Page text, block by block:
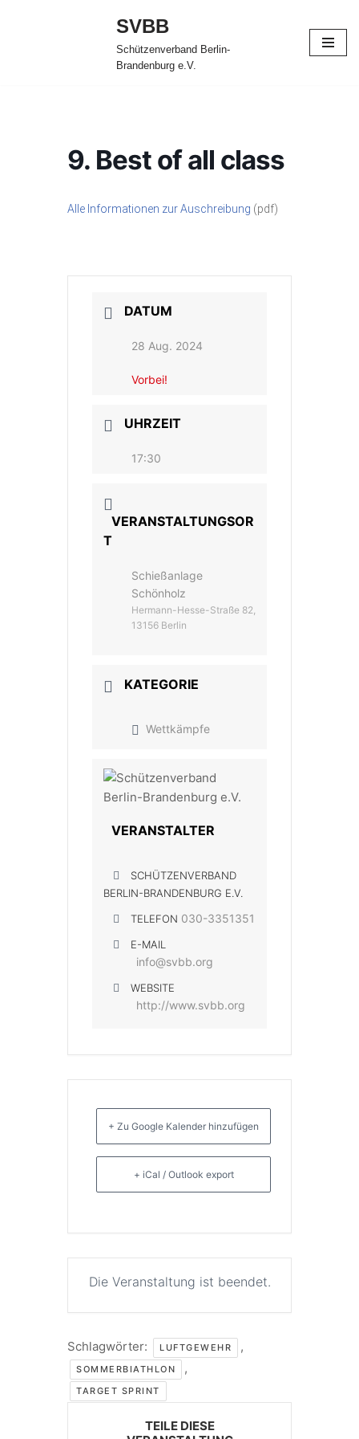
SVBB
Schützenverband Berlin-
Brandenburg e.V.
9. Best of all class
Alle Informationen zur Auschreibung (pdf)
DATUM
28 Aug. 2024
Vorbei!
UHRZEIT
17:30
VERANSTALTUNGSOR
T
Schießanlage
Schönholz
Hermann-Hesse-Straße 82,
13156 Berlin
KATEGORIE
Wettkämpfe
VERANSTALTER
SCHÜTZENVERBAND
BERLIN-BRANDENBURG E.V.
TELEFON 030-3351351
E-MAIL
info@svbb.org
WEBSITE
http://www.svbb.org
+ Zu Google Kalender hinzufügen
+ iCal / Outlook export
Die Veranstaltung ist beendet.
Schlagwörter: LUFTGEWEHR ,
SOMMERBIATHLON ,
TARGET SPRINT
TEILE DIESE